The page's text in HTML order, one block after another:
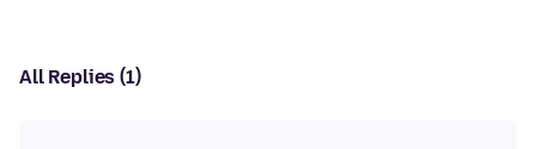
All Replies (1)